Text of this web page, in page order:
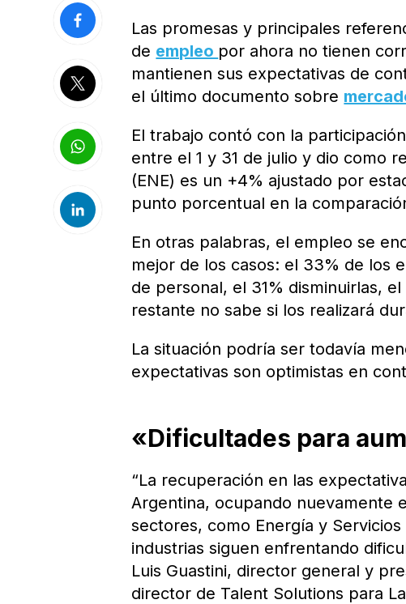
Las promesas y principales
de empleo por ahora no tienen
mantienen sus expectativas de
el último documento sobre
El trabajo contó con la
entre el 1 y 31 de julio y dio como
(ENE) es un +4% ajustado por
punto porcentual en la
En otras palabras, el empleo se
mejor de los casos: el 33% de los
de personal, el 31% disminuirlas,
restante no sabe si los realizará
La situación podría ser todavía
expectativas son optimistas en
«Dificultades para
“La recuperación en las
Argentina, ocupando nuevamente
sectores, como Energía y
industrias siguen enfrentando
Luis Guastini, director general y
director de Talent Solutions para